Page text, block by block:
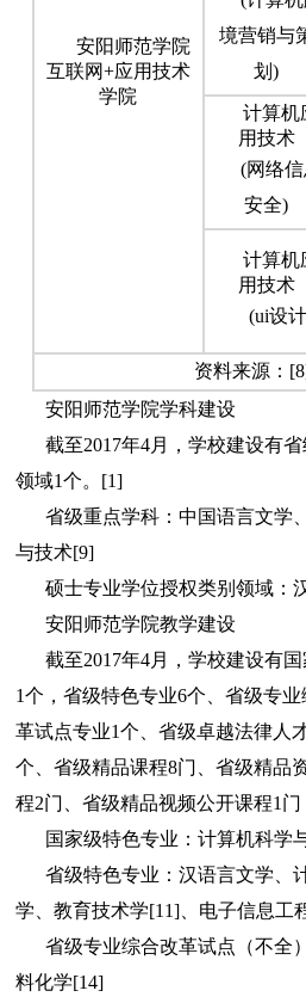
安阳师范学院
互联网+应用技术
学院
境营销与
划)
计算机
用技术
(网络信
安全)
计算机
用技术
(ui设
资料来源：
安阳师范学院学科建设
截至2017年4月，学校建设有
领域1个。[1]
省级重点学科：中国语言文学
与技术[9]
硕士专业学位授权类别领域：
安阳师范学院教学建设
截至2017年4月，学校建设有
1个，省级特色专业6个、省级专
革试点专业1个、省级卓越法律人
个、省级精品课程8门、省级精品
程2门、省级精品视频公开课程1
国家级特色专业：计算机科学
省级特色专业：汉语言文学、
学、教育技术学[11]、电子信息工
省级专业综合改革试点（不全
料化学[14]